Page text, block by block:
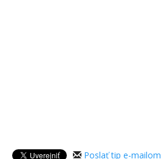
Poslať tip e-mailom